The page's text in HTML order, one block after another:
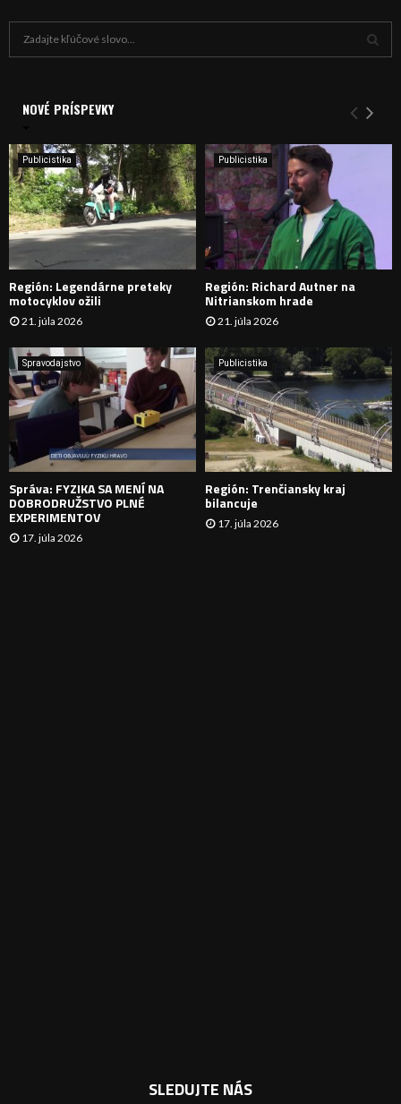
i
e
:
Y
H
D
A
N
I
E
NOVÉ PRÍSPEVKY
Publicistika
Región: Legendárne preteky
motocyklov ožili
21. júla 2026
Publicistika
Región: Richard Autner na
Nitrianskom hrade
21. júla 2026
Spravodajstvo
Správa: FYZIKA SA MENÍ NA
DOBRODRUŽSTVO PLNÉ
EXPERIMENTOV
17. júla 2026
Publicistika
Región: Trenčiansky kraj
bilancuje
17. júla 2026
SLEDUJTE NÁS